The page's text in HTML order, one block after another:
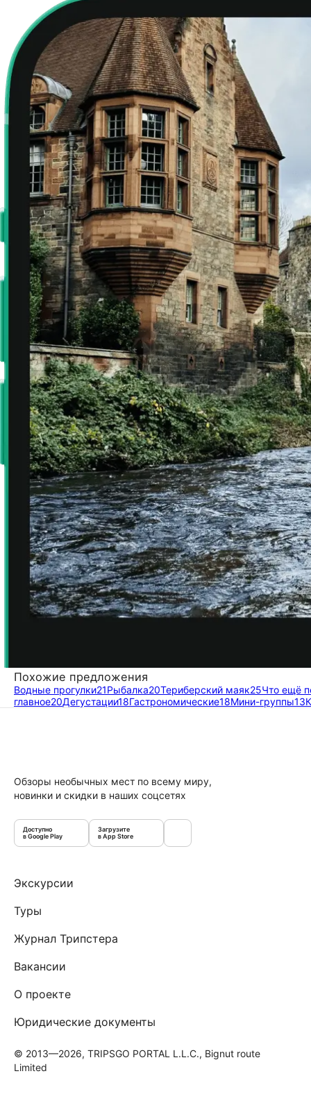
Похожие предложения
Водные прогулки21Рыбалка20Териберский маяк25Что ещё
главное20Дегустации18Гастрономические18Мини-группы13
Обзоры необычных мест по всему миру,
новинки и скидки в наших соцсетях
Доступно
в Google Play
Загрузите
в App Store
Экскурсии
Туры
Журнал Трипстера
Вакансии
О проекте
Юридические документы
© 2013—2026, TRIPSGO PORTAL L.L.C., Bignut route
Limited